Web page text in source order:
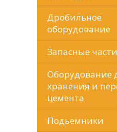
Дробильное
оборудование
Запасные
Оборудование
хранения и
цемента
Подьемники